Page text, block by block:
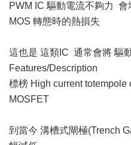
PWM IC 驅動電流不夠力
MOS 轉態時的熱損失
這也是 這類IC 通常會將 驅
Features/Description
標榜 High current totempole
MOSFET
到當今 溝槽式閘極(Trench